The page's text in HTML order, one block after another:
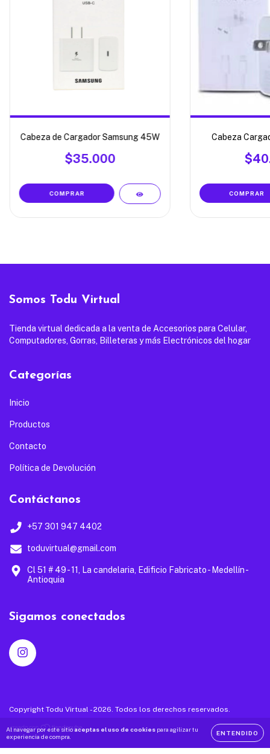
Al navegar por este sitioaceptas el uso de cookies para agilizar tu
experiencia de compra.
ENTENDIDO
Cabeza de Cargador Samsung 45W
$35.000
Cabeza
Somos Todu Virtual
Tienda virtual dedicada a la venta de Accesorios para Celular,
Computadores, Gorras, Billeteras y más Electrónicos del hogar
Categorías
Inicio
Productos
Contacto
Política de Devolución
Contáctanos
+57 301 947 4402
toduvirtual@gmail.com
Cl 51 # 49 - 11, La candelaria, Edificio Fabricato - Medellín -
Antioquia
Sigamos conectados
Copyright Todu Virtual - 2026. Todos los derechos reservados.